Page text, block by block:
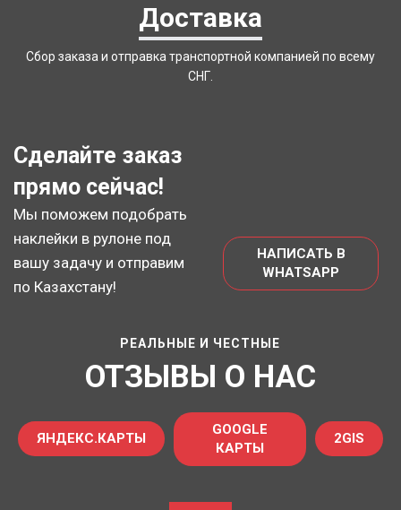
Доставка
Сбор заказа и отправка транспортной компанией по всему
СНГ.
Сделайте заказ
прямо сейчас!
Мы поможем подобрать
наклейки в рулоне под
вашу задачу и отправим
по Казахстану!
НАПИСАТЬ В
WHATSAPP
РЕАЛЬНЫЕ И ЧЕСТНЫЕ
ОТЗЫВЫ О НАС
ЯНДЕКС.КАРТЫ
GOOGLE
КАРТЫ
2GIS